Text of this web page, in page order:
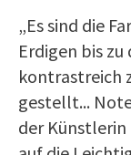
„Es sind die
Erdigen bis
kontrastreich
gestellt...
der Künstlerin